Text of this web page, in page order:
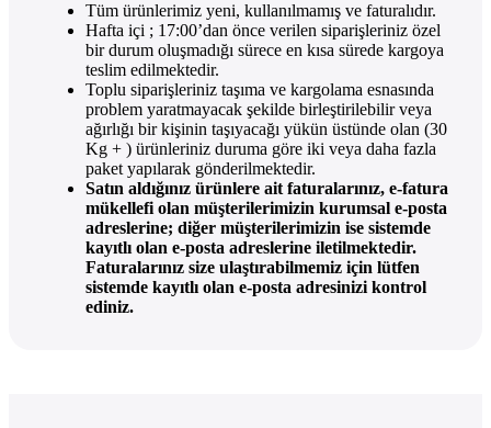
Tüm ürünlerimiz yeni, kullanılmamış ve faturalıdır.
Hafta içi ; 17:00’dan önce verilen siparişleriniz özel
bir durum oluşmadığı sürece en kısa sürede kargoya
teslim edilmektedir.
Toplu siparişleriniz taşıma ve kargolama esnasında
problem yaratmayacak şekilde birleştirilebilir veya
ağırlığı bir kişinin taşıyacağı yükün üstünde olan (30
Kg + ) ürünleriniz duruma göre iki veya daha fazla
paket yapılarak gönderilmektedir.
Satın aldığınız ürünlere ait faturalarınız, e-fatura
mükellefi olan müşterilerimizin kurumsal e-posta
adreslerine; diğer müşterilerimizin ise sistemde
kayıtlı olan e-posta adreslerine iletilmektedir.
Faturalarınız size ulaştırabilmemiz için lütfen
sistemde kayıtlı olan e-posta adresinizi kontrol
ediniz.